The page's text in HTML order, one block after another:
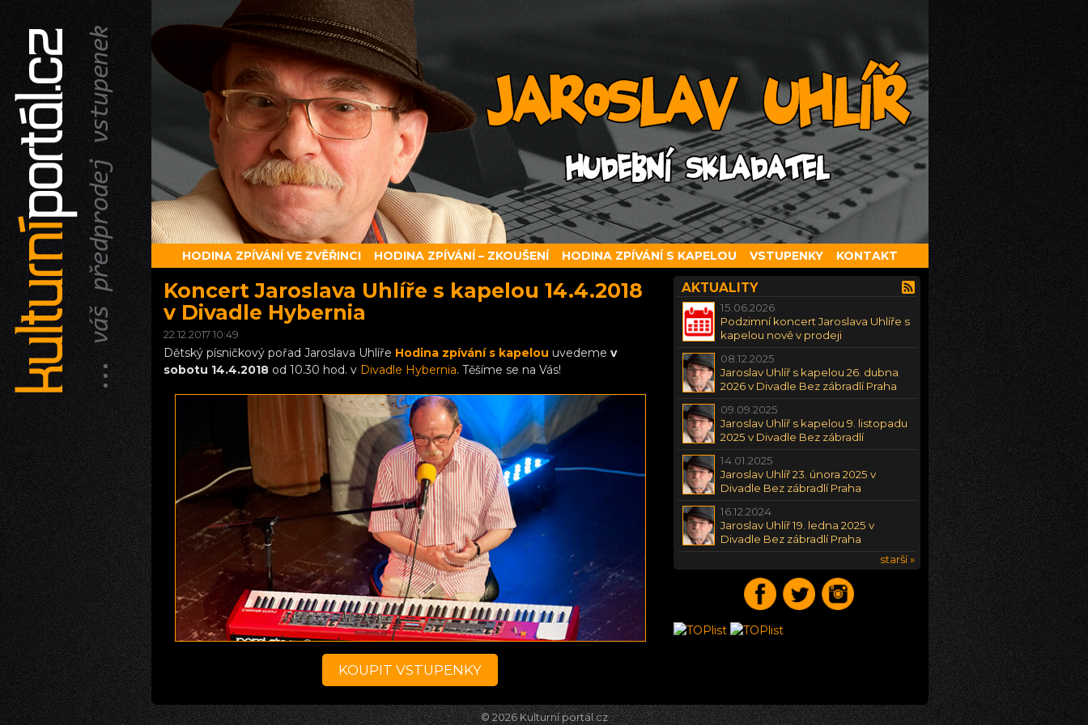
HODINA ZPÍVÁNÍ VE ZVĚŘINCI HODINA ZPÍVÁNÍ – ZKOUŠENÍ HODINA ZPÍVÁNÍ S KAPELOU VSTUPENKY KONTAKT
Koncert Jaroslava Uhlíře s kapelou 14.4.2018
v Divadle Hybernia
22.12.2017 10:49
Dětský písničkový pořad Jaroslava Uhlíře Hodina zpívání s kapelou uvedeme v
sobotu 14.4.2018 od 10.30 hod. v Divadle Hybernia. Těšíme se na Vás!
KOUPIT VSTUPENKY
AKTUALITY
15.06.2026
Podzimní koncert Jaroslava Uhlíře s
kapelou nově v prodeji
08.12.2025
Jaroslav Uhlíř s kapelou 26. dubna
2026 v Divadle Bez zábradlí Praha
09.09.2025
Jaroslav Uhlíř s kapelou 9. listopadu
2025 v Divadle Bez zábradlí
14.01.2025
Jaroslav Uhlíř 23. února 2025 v
Divadle Bez zábradlí Praha
16.12.2024
Jaroslav Uhlíř 19. ledna 2025 v
Divadle Bez zábradlí Praha
starší »
© 2026 Kulturní portál.cz